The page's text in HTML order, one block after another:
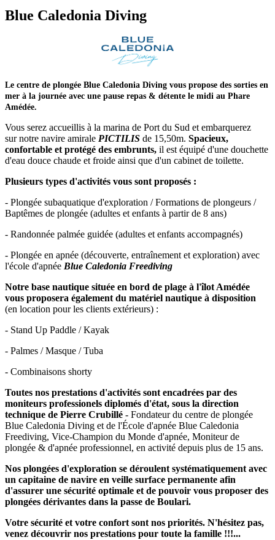
Blue Caledonia Diving
Le centre de plongée Blue Caledonia Diving vous propose des sorties en
mer à la journée avec une pause repas & détente le midi au Phare
Amédée.
Vous serez accueillis à la marina de Port du Sud et embarquerez
sur notre navire amirale PICTILIS de 15,50m. Spacieux,
confortable et protégé des embrunts, il est équipé d'une douchette
d'eau douce chaude et froide ainsi que d'un cabinet de toilette.
Plusieurs types d'activités vous sont proposés :
- Plongée subaquatique d'exploration / Formations de plongeurs /
Baptêmes de plongée (adultes et enfants à partir de 8 ans)
- Randonnée palmée guidée (adultes et enfants accompagnés)
- Plongée en apnée (découverte, entraînement et exploration) avec
l'école d'apnée Blue Caledonia Freediving
Notre base nautique située en bord de plage à l'îlot Amédée
vous proposera également du matériel nautique à disposition
(en location pour les clients extérieurs) :
- Stand Up Paddle / Kayak
- Palmes / Masque / Tuba
- Combinaisons shorty
Toutes nos prestations d'activités sont encadrées par des
moniteurs professionels diplomés d'état, sous la direction
technique de Pierre Crubillé - Fondateur du centre de plongée
Blue Caledonia Diving et de l'École d'apnée Blue Caledonia
Freediving, Vice-Champion du Monde d'apnée, Moniteur de
plongée & d'apnée professionnel, en activité depuis plus de 15 ans.
Nos plongées d'exploration se déroulent systématiquement avec
un capitaine de navire en veille surface permanente afin
d'assurer une sécurité optimale et de pouvoir vous proposer des
plongées dérivantes dans la passe de Boulari.
Votre sécurité et votre confort sont nos priorités. N'hésitez pas,
venez découvrir nos prestations pour toute la famille !!!...